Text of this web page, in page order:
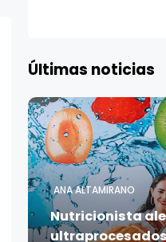
Últimas noticias
ANA ALTAMIRANO
Nutricionista